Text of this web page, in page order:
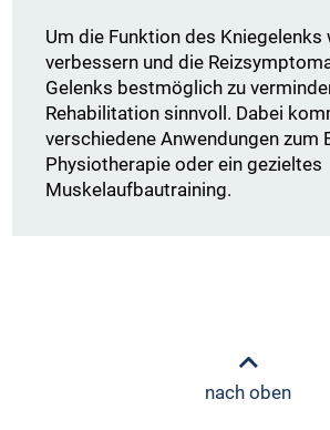
Um die Funktion des Kniegelenks
verbessern und die
Gelenks bestmöglich zu
Rehabilitation sinnvoll. Dabei
verschiedene Anwendungen zum
Physiotherapie oder ein gezieltes
Muskelaufbautraining.
nach oben